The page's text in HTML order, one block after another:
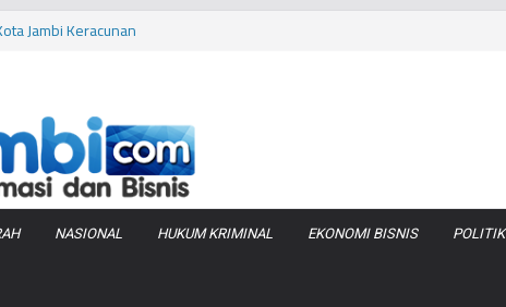
Jambi Keracunan
Tanjung Jabung
Markas Pembobolan Pipa
Pengaruhi Inflasi Jambi
NASIONAL HUKUM KRIMINAL EKONOMI BISNIS POLITIK